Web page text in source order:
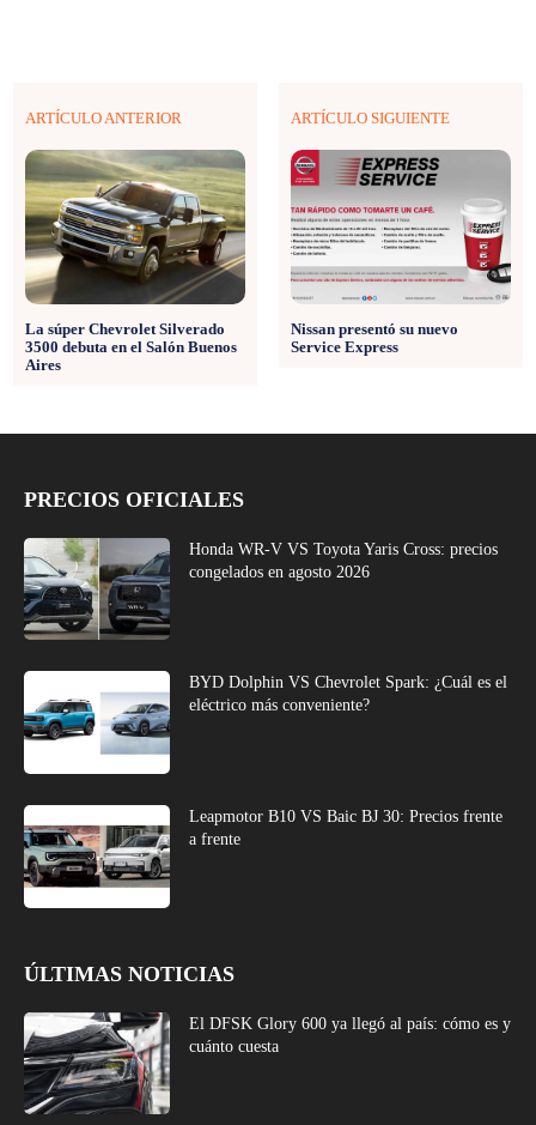
ARTÍCULO ANTERIOR
La súper Chevrolet Silverado
3500 debuta en el Salón Buenos
Aires
ARTÍCULO SIGUIENTE
Nissan presentó su nuevo
Service Express
PRECIOS OFICIALES
Honda WR-V VS Toyota Yaris Cross: precios
congelados en agosto 2026
BYD Dolphin VS Chevrolet Spark: ¿Cuál es el
eléctrico más conveniente?
Leapmotor B10 VS Baic BJ 30: Precios frente
a frente
ÚLTIMAS NOTICIAS
El DFSK Glory 600 ya llegó al país: cómo es y
cuánto cuesta